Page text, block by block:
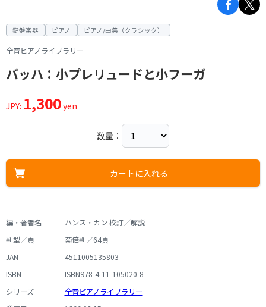
鍵盤楽器 ピアノ ピアノ/曲集（クラシック）
全音ピアノライブラリー
バッハ：小プレリュードと小フーガ
JPY: 1,300yen
数量：
カートに入れる
編・著者名
ハンス・カン 校訂／解説
判型／頁
菊倍判／64頁
JAN
4511005135803
ISBN
ISBN978-4-11-105020-8
シリーズ
全音ピアノライブラリー